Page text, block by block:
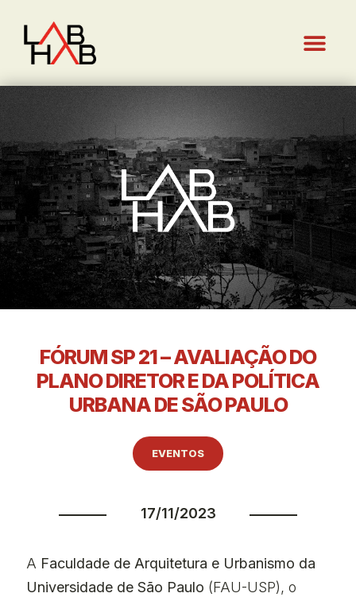
FÓRUM SP 21 – AVALIAÇÃO DO
PLANO DIRETOR E DA POLÍTICA
URBANA DE SÃO PAULO
EVENTOS
17/11/2023
A Faculdade de Arquitetura e Urbanismo da
Universidade de São Paulo (FAU-USP), o